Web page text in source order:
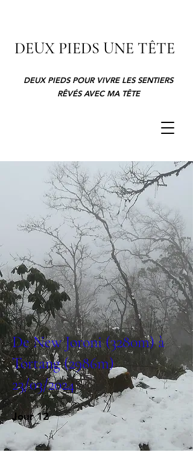
DEUX PIEDS UNE TÊTE
DEUX PIEDS POUR VIVRE LES SENTIERS
RÊVÉS AVEC MA TÊTE
De New Joroni (3280m) à
Tortang (2986m)
23/03/2024
Jour 12